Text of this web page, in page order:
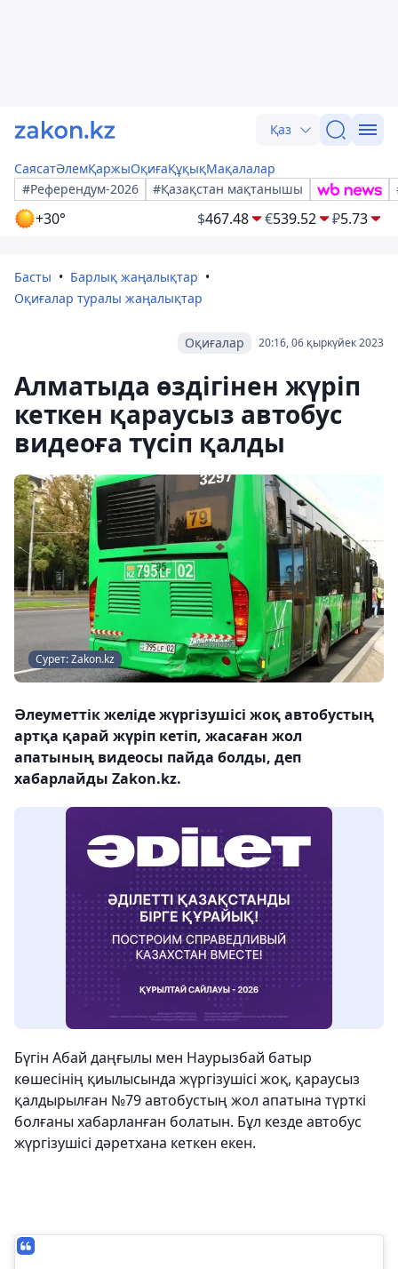
Қаз
СаясатӘлемҚаржыОқиғаҚұқықМақалалар
#Референдум-2026
#Қазақстан мақтанышы
+30° $467.48 €539.52 ₽5.73
Басты
Барлық жаңалықтар
Оқиғалар туралы жаңалықтар
20:16, 06 қыркүйек 2023
Оқиғалар
Алматыда өздігінен жүріп
кеткен қараусыз автобус
видеоға түсіп қалды
Сурет: Zakon.kz
Әлеуметтік желіде жүргізушісі жоқ автобустың
артқа қарай жүріп кетіп, жасаған жол
апатының видеосы пайда болды, деп
хабарлайды Zakon.kz.
Бүгін Абай даңғылы мен Наурызбай батыр
көшесінің қиылысында жүргізушісі жоқ, қараусыз
қалдырылған №79 автобустың жол апатына түрткі
болғаны хабарланған болатын. Бұл кезде автобус
жүргізушісі дәретхана кеткен екен.